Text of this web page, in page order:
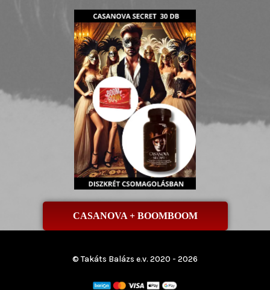
CASANOVA + BOOMBOOM
© Takáts Balázs e.v. 2020 - 2026